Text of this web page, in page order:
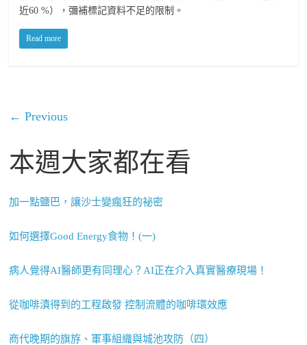
近60 %），彌補標記資料不足的限制。
Read more
← Previous
本週大家都在看
加一點鹽巴，讓沙士變瘋狂的祕密
如何選擇Good Energy食物！(一)
病人覺得AI醫師更有同理心？AI正在介入真實醫療現場！
從咖啡漬得到的工程啟發 控制流體的咖啡環效應
商代晚期的旗斿、軍事組織與城池攻防（四）